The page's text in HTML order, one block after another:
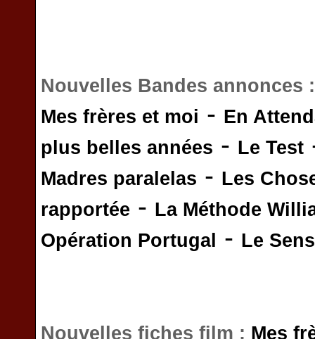
Nouvelles Bandes annonces
Mes frères et moi - En
plus belles années - Le Test
Madres paralelas - Les
rapportée - La Méthode
Opération Portugal
- Le
Nouvelles fiches film : Mes